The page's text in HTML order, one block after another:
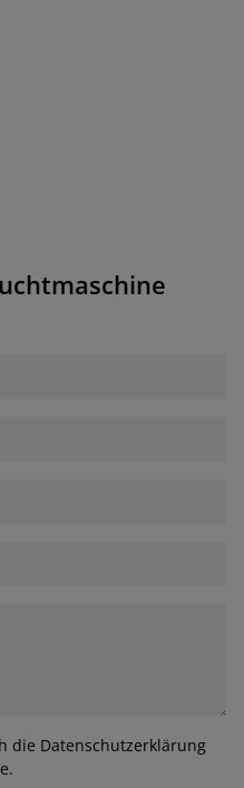
die Datenschutzerklärung